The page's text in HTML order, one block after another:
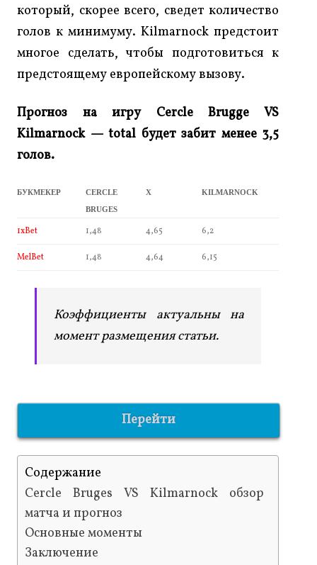
который, скорее всего, сведет количество
голов к минимуму. Kilmarnock предстоит
многое сделать, чтобы подготовиться к
предстоящему европейскому вызову.
Прогноз на игру Cercle Brugge VS
Kilmarnock — total будет забит менее 3,5
голов.
БУКМЕКЕР
CERCLE
BRUGES
X KILMARNOCK
1xBet 1,48 4,65 6,2
MelBet 1,48 4,64 6,15
Коэффициенты актуальны на
момент размещения статьи.
Перейти
Содержание
Cercle Bruges VS Kilmarnock обзор
матча и прогноз
Основные моменты
Заключение